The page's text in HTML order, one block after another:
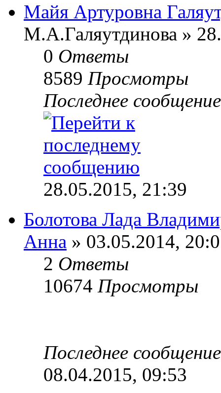
Майя Артуровна
М.А.Галяутдинова »
0 Ответы
8589 Просмотры
Последнее
28.05.2015, 21:39
Болотова Лада
Анна » 03.05.2014,
2 Ответы
10674 Просмотры
Последнее
08.04.2015, 09:53